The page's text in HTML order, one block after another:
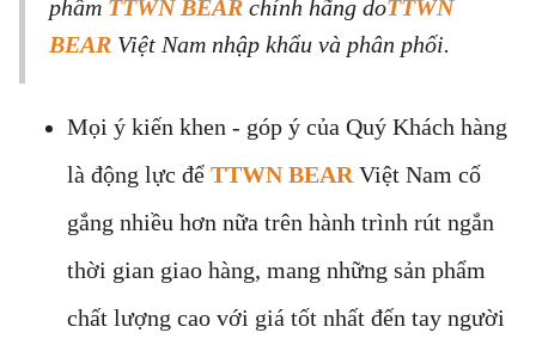
phẩm TTWN BEAR chính hãng doTTWN
BEAR Việt Nam nhập khẩu và phân phối.
Mọi ý kiến khen - góp ý của Quý Khách hàng
là động lực để TTWN BEAR Việt Nam cố
gắng nhiều hơn nữa trên hành trình rút ngắn
thời gian giao hàng, mang những sản phẩm
chất lượng cao với giá tốt nhất đến tay người